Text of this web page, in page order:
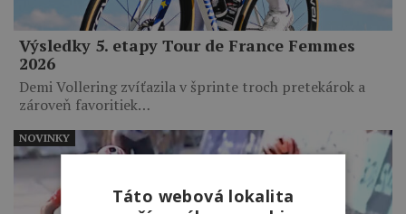
Výsledky 5. etapy Tour de France Femmes
2026
Demi Vollering zvíťazila v šprinte troch pretekárok a
zároveň favoritiek…
NOVINKY
Táto webová lokalita